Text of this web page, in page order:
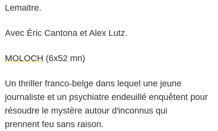
Lemaitre.
Avec Éric Cantona et Alex Lutz.
MOLOCH (6x52 mn)
Un thriller franco-belge dans lequel une jeune
journaliste et un psychiatre endeuillé enquêtent pour
résoudre le mystère autour d'inconnus qui
prennent feu sans raison.